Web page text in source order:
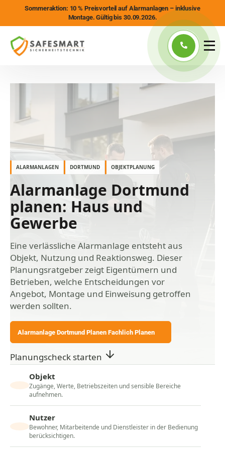
Sommeraktion: 10 % Preisvorteil auf Alarmanlagen – inklusive
Montage. Gültig bis 30.09.2026.
ALARMANLAGEN DORTMUND OBJEKTPLANUNG
Alarmanlage Dortmund
planen: Haus und
Gewerbe
Eine verlässliche Alarmanlage entsteht aus
Objekt, Nutzung und Reaktionsweg. Dieser
Planungsratgeber zeigt Eigentümern und
Betrieben, welche Entscheidungen vor
Angebot, Montage und Einweisung getroffen
werden sollten.
Alarmanlage Dortmund Planen Fachlich Planen
Planungscheck starten
Objekt
Zugänge, Werte, Betriebszeiten und sensible Bereiche
aufnehmen.
Nutzer
Bewohner, Mitarbeitende und Dienstleister in der Bedienung
berücksichtigen.